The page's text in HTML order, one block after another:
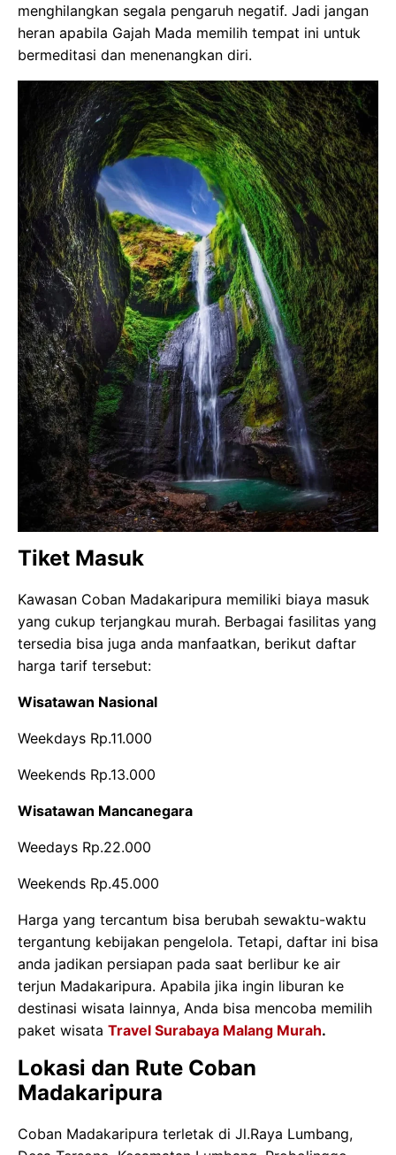
menghilangkan segala pengaruh negatif. Jadi jangan
heran apabila Gajah Mada memilih tempat ini untuk
bermeditasi dan menenangkan diri.
Tiket Masuk
Kawasan Coban Madakaripura memiliki biaya masuk
yang cukup terjangkau murah. Berbagai fasilitas yang
tersedia bisa juga anda manfaatkan, berikut daftar
harga tarif tersebut:
Wisatawan Nasional
Weekdays Rp.11.000
Weekends Rp.13.000
Wisatawan Mancanegara
Weedays Rp.22.000
Weekends Rp.45.000
Harga yang tercantum bisa berubah sewaktu-waktu
tergantung kebijakan pengelola. Tetapi, daftar ini bisa
anda jadikan persiapan pada saat berlibur ke air
terjun Madakaripura. Apabila jika ingin liburan ke
destinasi wisata lainnya, Anda bisa mencoba memilih
paket wisata Travel Surabaya Malang Murah.
Lokasi dan Rute Coban
Madakaripura
Coban Madakaripura terletak di Jl.Raya Lumbang,